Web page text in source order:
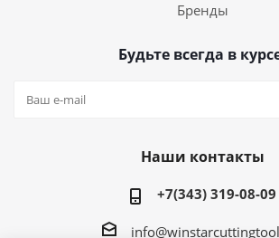
Бренды
Будьте всегда в
Наши контакты
+7(343) 319-08-09